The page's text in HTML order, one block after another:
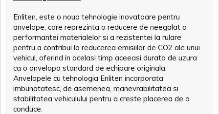
Enliten, este o noua tehnologie inovatoare pentru
anvelope, care reprezinta o reducere de neegalat a
performantei materialelor si a rezistentei la rulare
pentru a contribui la reducerea emisiilor de CO2 ale unui
vehicul, oferind in acelasi timp aceeasi durata de uzura
ca o anvelopa standard de echipare originala.
Anvelopele cu tehnologia Enliten incorporata
imbunatatesc, de asemenea, manevrabilitatea si
stabilitatea vehiculului pentru a creste placerea de a
conduce.